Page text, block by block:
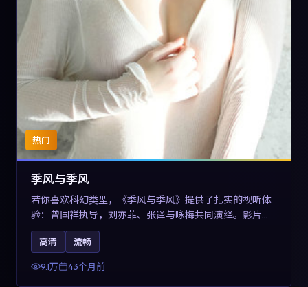
热门
季风与季风
若你喜欢科幻类型，《季风与季风》提供了扎实的视听体
验：曾国祥执导，刘亦菲、张译与咏梅共同演绎。影片
2023年于西班牙上映，内容在有限空间内完成高密度的戏
剧冲突，关键词包含高清流畅、人物关系与情节反转，适
合检索「2023科幻」「西班牙电影」的用户。
高清 流畅
9.1万 43个月前